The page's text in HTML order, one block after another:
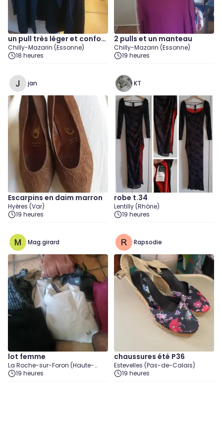
un pull très léger et confort
able avec fermeture devan
t et 2bidons vide
Chilly-Mazarin (Essonne)
18 heures
2 pulls et un manteau
Chilly-Mazarin (Essonne)
19 heures
jan
Escarpins en daim marron
Hyères (Var)
19 heures
KT
robe t.34
Lentilly (Rhône)
19 heures
Mag.girard
lot femme
La Roche-sur-Foron (Haute-
Savoie)
19 heures
Rapsodie
chaussures été P36
Estevelles (Pas-de-Calais)
19 heures